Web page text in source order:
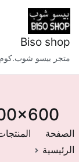
تخطى
إلى
المحتوى
Biso shop
متجر بيسو شوب.كوم
الصفحة
الرئيسية